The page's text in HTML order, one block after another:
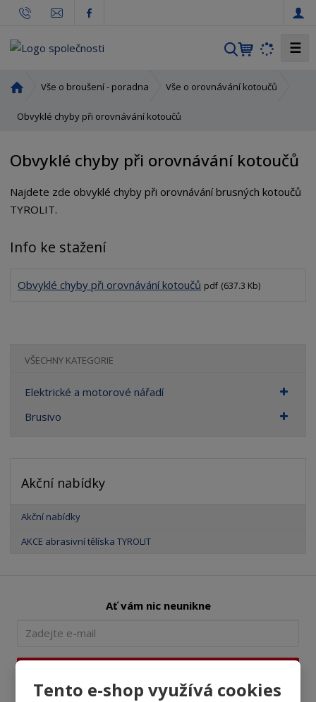
Tento e-shop využívá cookies
V
h
a
t
☰
o
í
t
r
n
a
Vše o broušení - poradna Vše o orovnávání kotoučů
Obvyklé chyby při orovnávání kotoučů
Obvyklé chyby při orovnávání kotoučů
Najdete zde obvyklé chyby při orovnávání brusných kotoučů
TYROLIT.
Info ke stažení
Obvyklé chyby při orovnávání kotoučů pdf (637.3 Kb)
VŠECHNY KATEGORIE
Elektrické a motorové nářadí
Brusivo
Akční nabídky
Akční nabídky
AKCE abrasivní tělíska TYROLIT
Ať vám nic neunikne
Souhlasím sezpracováním osobních údajů